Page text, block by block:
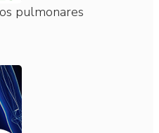
pulmonares